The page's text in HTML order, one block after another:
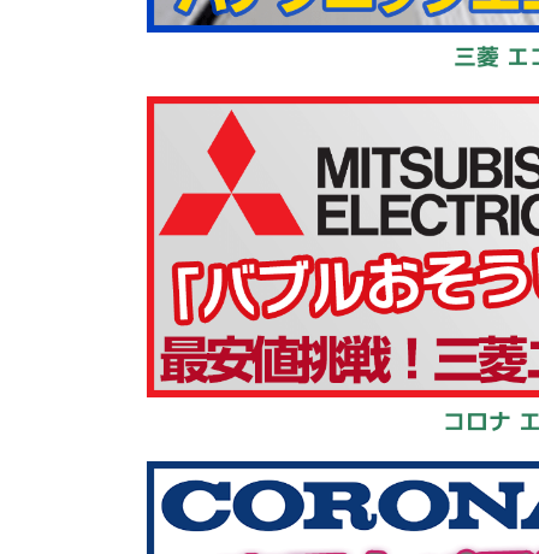
三菱 エ
コロナ